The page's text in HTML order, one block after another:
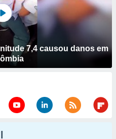
7,4 causou danos em